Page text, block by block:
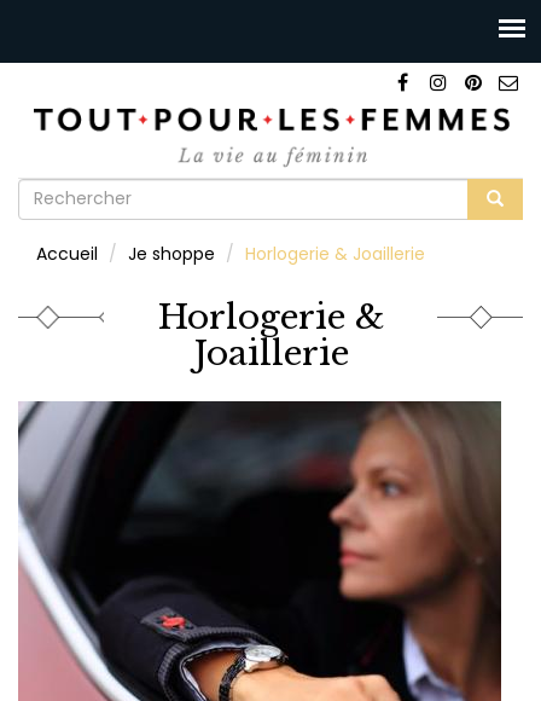
Formulaire
recherche
Accueil Je shoppe Horlogerie & Joaillerie
Horlogerie &
Joaillerie